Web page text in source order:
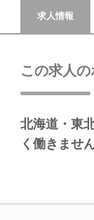
求人情報
この求人の
北海道・東
く働きませ